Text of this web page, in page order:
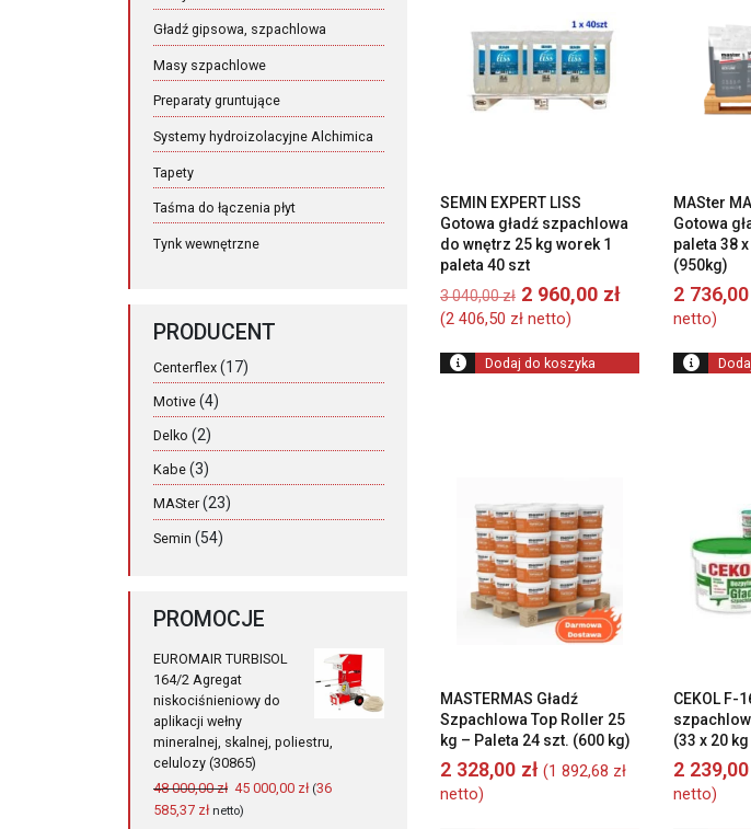
niskiej
SEMIN EXPERT LISS
Gotowa gładź szpachlowa
do wnętrz 25 kg worek 1
paleta 40 szt
3 040,00zł Pierwotna
cena
wynosiła:
3
040,00 zł.
2 960,00 złAktualna
2
960,00 zł.
(2 406,50 zł netto)
Dodaj do koszyka
MASter
Gotowa
paleta 38
(950kg)
2 736,00
netto)
MASTERMAS Gładź
Szpachlowa Top Roller 25
kg – Paleta 24 szt. (600 kg)
2 328,00 zł (1 892,68 zł
netto)
CEKOL F-
(33 x 20
2 239,00
netto)
Gładź gipsowa, szpachlowa
Masy szpachlowe
Preparaty gruntujące
Systemy hydroizolacyjne Alchimica
Tapety
Taśma do łączenia płyt
Tynk wewnętrzne
PRODUCENT
Centerflex (17)
Motive (4)
Delko (2)
Kabe (3)
MASter (23)
Semin (54)
PROMOCJE
EUROMAIR TURBISOL
164/2 Agregat
niskociśnieniowy do
aplikacji wełny
mineralnej, skalnej, poliestru,
celulozy (30865)
48 000,00zł Pierwotna
cena
45 000,00 złAktualna
(36
585,37 złnetto)